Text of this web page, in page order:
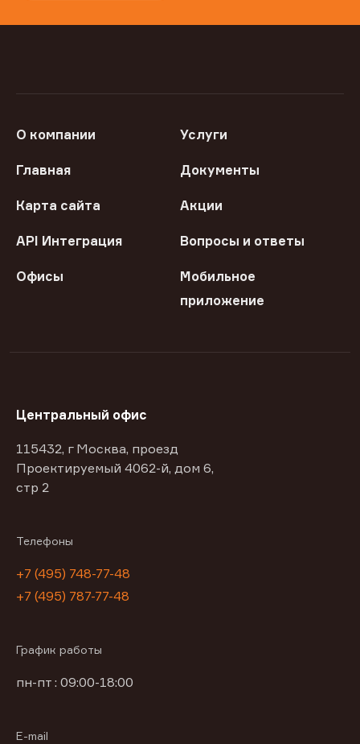
О компании Услуги
Главная Документы
Карта сайта Акции
API Интеграция Вопросы и ответы
Офисы
Мобильное
приложение
Центральный офис
115432, г Москва, проезд
Проектируемый 4062-й, дом 6,
стр 2
Телефоны
+7 (495) 748-77-48
+7 (495) 787-77-48
График работы
пн-пт : 09:00-18:00
E-mail